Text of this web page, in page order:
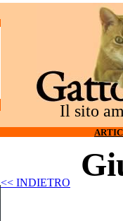
Il sito
<< INDIETRO